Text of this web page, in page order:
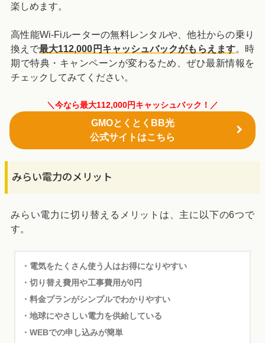
楽しめます。
高性能Wi-Fiルーターの無料レンタルや、他社からの乗り
換えで最大112,000円キャッシュバックがもらえます。時
期で特典・キャンペーンが変わるため、ぜひ最新情報を
チェックしてみてください。
＼今なら最大112,000円キャッシュバック！／
GMOとくとくBB光
公式サイトはこちら
みらい電力のメリット
みらい電力に切り替えるメリットは、主に以下の6つで
す。
・電気をたくさん使う人はお得になりやすい
・切り替え費用や工事費用が0円
・料金プランがシンプルでわかりやすい
・地球にやさしい電力を供給している
・WEBでの申し込みが簡単